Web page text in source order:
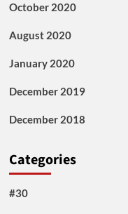
October 2020
August 2020
January 2020
December 2019
December 2018
Categories
#30